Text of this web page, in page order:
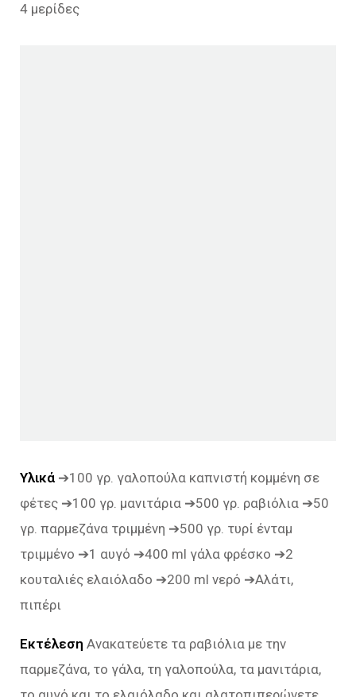
4 μερίδες
Υλικά ➔100 γρ. γαλοπούλα καπνιστή κομμένη σε
φέτες ➔100 γρ. μανιτάρια ➔500 γρ. ραβιόλια ➔50
γρ. παρμεζάνα τριμμένη ➔500 γρ. τυρί ένταμ
τριμμένο ➔1 αυγό ➔400 ml γάλα φρέσκο ➔2
κουταλιές ελαιόλαδο ➔200 ml νερό ➔Αλάτι,
πιπέρι
Εκτέλεση Ανακατεύετε τα ραβιόλια με την
παρμεζάνα, το γάλα, τη γαλοπούλα, τα μανιτάρια,